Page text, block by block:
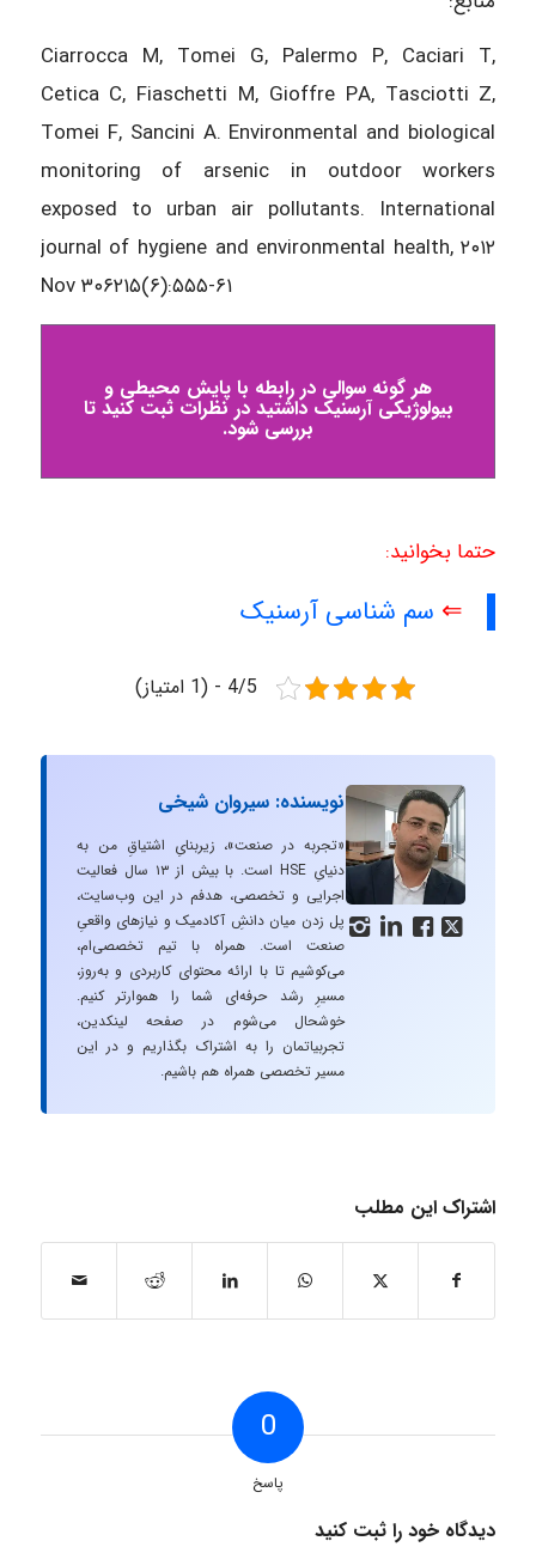
Ciarrocca M, Tomei G, Palermo P, Caciari T,
Cetica C, Fiaschetti M, Gioffre PA, Tasciotti Z,
Tomei F, Sancini A. Environmental and biological
monitoring of arsenic in outdoor workers
exposed to urban air pollutants. International
journal of hygiene and environmental health, ۲۰۱۲
Nov ۳۰۶۲۱۵(۶):۵۵۵-۶۱
هر گونه سوالی در رابطه با پایش محیطی و
بیولوژیکی آرسنیک داشتید در نظرات ثبت کنید تا
بررسی شود.
حتما بخوانید:
⇐ سم شناسی آرسنیک
4/5 - (1 امتیاز)
   
نویسنده: سیروان شیخی
«تجربه در صنعت»، زیربنایِ اشتیاقِ من به
دنیایِ HSE است. با بیش از ۱۳ سال فعالیت
اجرایی و تخصصی، هدفم در این وب‌سایت،
پل زدن میان دانشِ آکادمیک و نیازهای واقعیِ
صنعت است. همراه با تیم تخصصی‌ام،
می‌کوشیم تا با ارائه محتوای کاربردی و به‌روز،
مسیرِ رشد حرفه‌ای شما را هموارتر کنیم.
خوشحال می‌شوم در صفحه لینکدین،
تجربیاتمان را به اشتراک بگذاریم و در این
مسیر تخصصی همراه هم باشیم.
اشتراک این مطلب
0
پاسخ
دیدگاه خود را ثبت کنید